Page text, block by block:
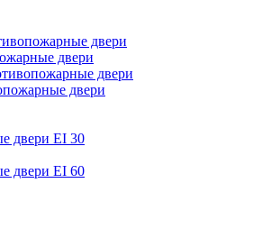
двери
двери
двери
двери
двери EI 30
двери EI 60